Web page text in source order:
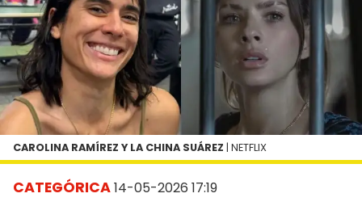
CATEGÓRICA14-05-2026 17:19
CAROLINA RAMÍREZ Y LA CHINA SUÁREZ | NETFLIX